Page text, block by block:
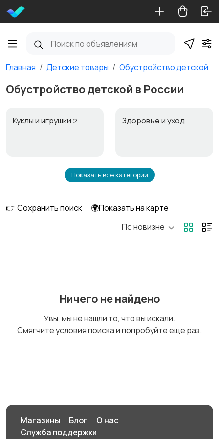
Главная Детские товары Обустройство детской
Обустройство детской в России
Куклы и игрушки 2 Здоровье и уход
Игрушки и игры
Кормление и питание
детской
Показать все категории
👉 Сохранить поиск
🌍Показать на карте
По новизне
Ничего не найдено
Увы, мы не нашли то, что вы искали.
Смягчите условия поиска и попробуйте еще раз.
Магазины Блог
О нас
Служба поддержки